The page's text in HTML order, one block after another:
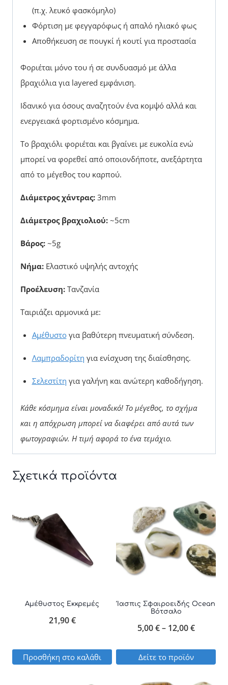
(π.χ. λευκό φασκόμηλο)
Φόρτιση με φεγγαρόφως ή απαλό ηλιακό φως
Αποθήκευση σε πουγκί ή κουτί για προστασία
Φοριέται μόνο του ή σε συνδυασμό με άλλα
βραχιόλια για layered εμφάνιση.
Ιδανικό για όσους αναζητούν ένα κομψό αλλά και
ενεργειακά φορτισμένο κόσμημα.
Το βραχιόλι φοριέται και βγαίνει με ευκολία ενώ
μπορεί να φορεθεί από οποιονδήποτε, ανεξάρτητα
από το μέγεθος του καρπού.
Διάμετρος χάντρας: 3mm
Διάμετρος βραχιολιού: ~5cm
Βάρος: ~5g
Νήμα: Ελαστικό υψηλής αντοχής
Προέλευση: Τανζανία
Ταιριάζει αρμονικά με:
Αμέθυστογια βαθύτερη πνευματική σύνδεση.
Λαμπραδορίτη για ενίσχυση της διαίσθησης.
Σελεστίτη για γαλήνη και ανώτερη καθοδήγηση.
Κάθε κόσμημα είναι μοναδικό! Το μέγεθος, το σχήμα
και η απόχρωση μπορεί να διαφέρει από αυτά των
φωτογραφιών. Η τιμή αφορά το ένα τεμάχιο.
Σχετικά προϊόντα
Αμέθυστος Εκκρεμές
21,90€
Προσθήκη στο καλάθι
Ίασπις Σφαιροειδής Ocean
Βότσαλο
5,00€ – 12,00€Price
Δείτε το προϊόν